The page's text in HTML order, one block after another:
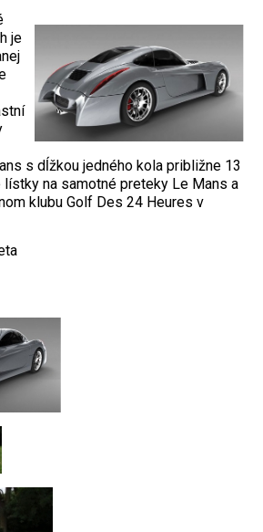
je
s dĺžkou jedného kola približne 13
lístky na samotné preteky Le Mans a
klubu Golf Des 24 Heures v